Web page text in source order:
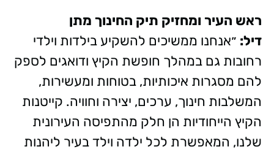
ראש העיר ומחזיק תיק החינוך מתן
דיל: ״אנחנו ממשיכים להשקיע בילדות וילדי
רחובות גם במהלך חופשת הקיץ ודואגים לספק
להם מסגרות איכותיות, בטוחות ומעשירות,
המשלבות חינוך, ערכים, יצירה וחוויה. קייטנות
הקיץ הייחודיות הן חלק מהתפיסה העירונית
שלנו, המאפשרת לכל ילדה וילד בעיר ליהנות